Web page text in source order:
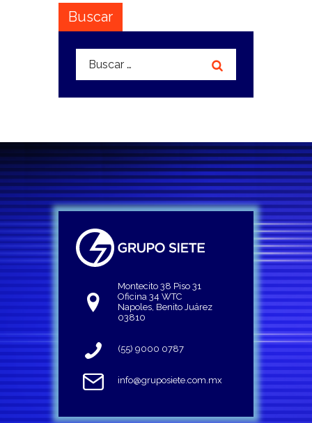
Buscar
Buscar:
Montecito 38 Piso 31
Oficina 34 WTC
Napoles, Benito Juárez
03810
(55) 9000 0787
info@gruposiete.com.mx